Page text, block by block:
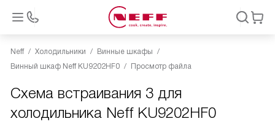
Neff Холодильники
Винные шкафы
Винный шкаф Neff KU9202HF0
Просмотр файла
Схема встраивания 3 для
холодильника Neff KU9202HF0